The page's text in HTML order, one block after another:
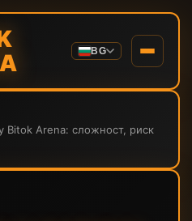
BG
Bitok Arena: сложност, риск